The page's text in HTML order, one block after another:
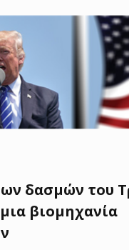
δασμών του
βιομηχανία